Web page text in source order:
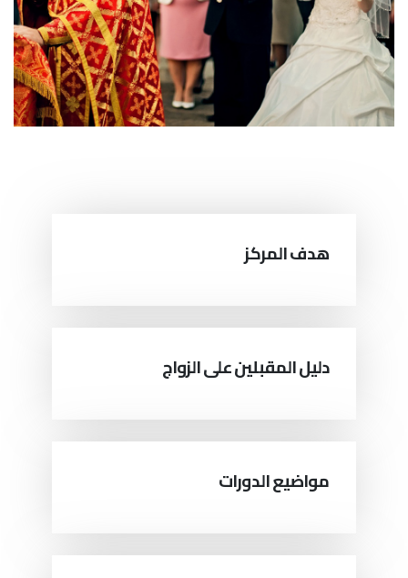
هدف المركز
دليل المقبلين على الزواج
مواضيع الدورات